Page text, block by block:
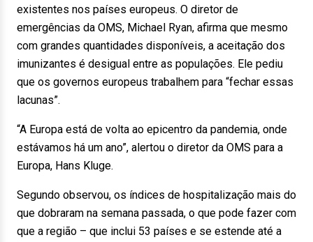
existentes nos países europeus. O diretor de
emergências da OMS, Michael Ryan, afirma que mesmo
com grandes quantidades disponíveis, a aceitação dos
imunizantes é desigual entre as populações. Ele pediu
que os governos europeus trabalhem para “fechar essas
lacunas”.
“A Europa está de volta ao epicentro da pandemia, onde
estávamos há um ano”, alertou o diretor da OMS para a
Europa, Hans Kluge.
Segundo observou, os índices de hospitalização mais do
que dobraram na semana passada, o que pode fazer com
que a região – que inclui 53 países e se estende até a